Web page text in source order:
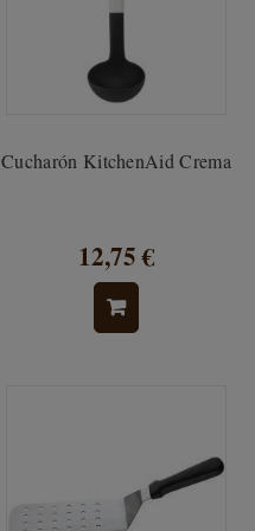
Cucharón KitchenAid Crema
12,75 €